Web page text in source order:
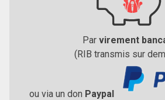
Par virement
(RIB transmis sur
ou via un don Paypal